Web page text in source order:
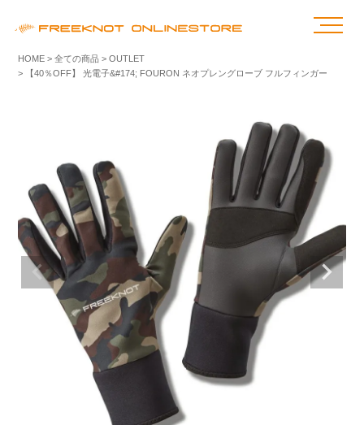
HOME 全ての商品
OUTLET
【40％OFF】 光電子&#174; FOURON ネオプレングローブ フルフィンガー